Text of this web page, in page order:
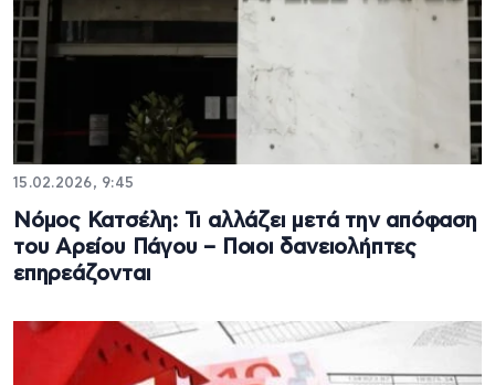
15.02.2026, 9:45
Νόμος Κατσέλη: Τι αλλάζει μετά την απόφαση
του Αρείου Πάγου – Ποιοι δανειολήπτες
επηρεάζονται